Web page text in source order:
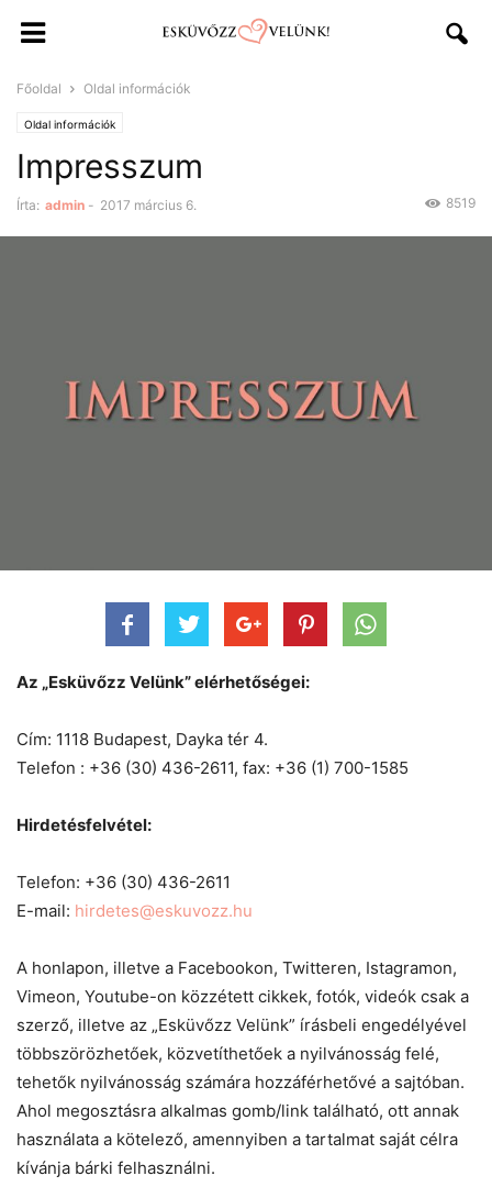
Főoldal Oldal információk
Oldal információk
Impresszum
Írta: admin - 2017 március 6. 8519
Az „Esküvőzz Velünk” elérhetőségei:
Cím: 1118 Budapest, Dayka tér 4.
Telefon : +36 (30) 436-2611, fax: +36 (1) 700-1585
Hirdetésfelvétel:
Telefon: +36 (30) 436-2611
E-mail: hirdetes@eskuvozz.hu
A honlapon, illetve a Facebookon, Twitteren, Istagramon,
Vimeon, Youtube-on közzétett cikkek, fotók, videók csak a
szerző, illetve az „Esküvőzz Velünk” írásbeli engedélyével
többszörözhetőek, közvetíthetőek a nyilvánosság felé,
tehetők nyilvánosság számára hozzáférhetővé a sajtóban.
Ahol megosztásra alkalmas gomb/link található, ott annak
használata a kötelező, amennyiben a tartalmat saját célra
kívánja bárki felhasználni.